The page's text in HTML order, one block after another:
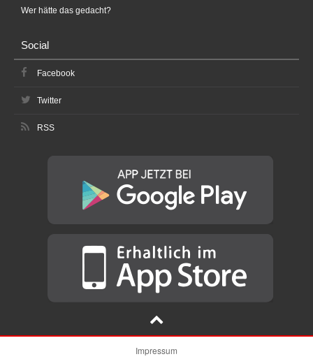
Wer hätte das gedacht?
Social
Facebook
Twitter
RSS
Impressum